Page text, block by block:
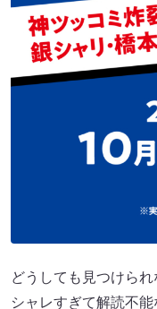
どうしても見つけら
シャレすぎて解読不